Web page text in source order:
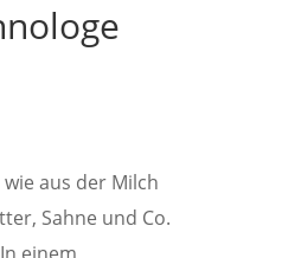
aus der Milch
Sahne und Co.